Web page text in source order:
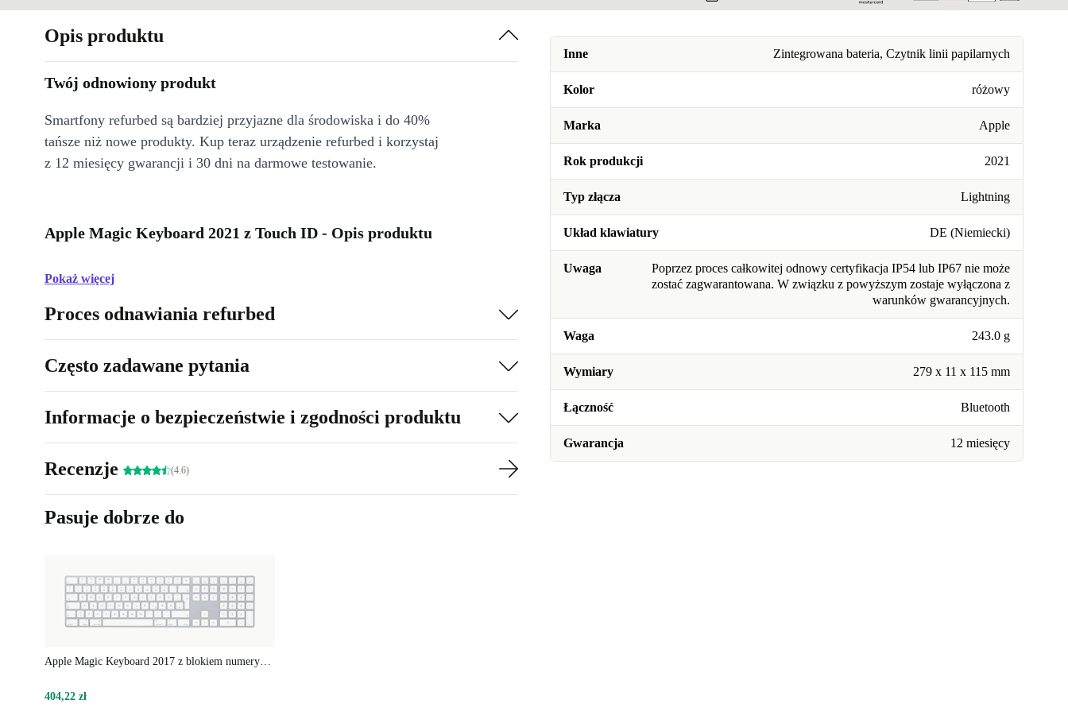
Inne Zintegrowana bateria, Czytnik linii papilarnych
Kolor różowy
Marka Apple
Rok produkcji 2021
Typ złącza Lightning
Układ klawiatury DE (Niemiecki)
Uwaga
Poprzez proces całkowitej odnowy certyfikacja IP54 lub IP67 nie może
zostać zagwarantowana. W związku z powyższym zostaje wyłączona z
warunków gwarancyjnych.
Waga 243.0 g
Wymiary 279 x 11 x 115 mm
Łączność Bluetooth
Gwarancja 12 miesięcy
Opis produktu
Twój odnowiony produkt
Smartfony refurbed są bardziej przyjazne dla środowiska i do 40%
tańsze niż nowe produkty. Kup teraz urządzenie refurbed i korzystaj
z 12 miesięcy gwarancji i 30 dni na darmowe testowanie.
Apple Magic Keyboard 2021 z Touch ID - Opis produktu
Pokaż więcej
Proces odnawiania refurbed
Często zadawane pytania
Informacje o bezpieczeństwie i zgodności produktu
Recenzje (4.6)
Pasuje dobrze do
404,22 zł